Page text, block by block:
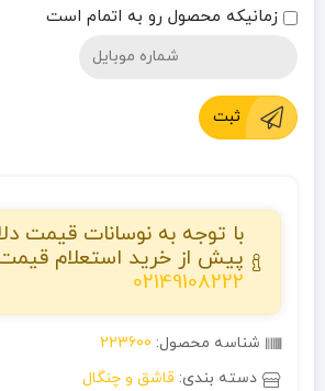
زمانیکه محصول رو به اتمام است
ثبت
با توجه به نوسانات قیمت
پیش از خرید استعلام
02149108222
شناسه محصول: 223600
دسته بندی: قاشق و چنگال